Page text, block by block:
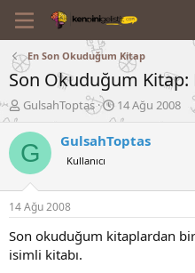
En Son Okuduğum Kitap
Son Okuduğum Kitap:
K
n
u
u
B
a
ş
a
GulsahToptas
B
a
ş
ı
ç
14 Ağu 2008
G GulsahToptas
Kullanıcı
14 Ağu 2008
Son okuduğum kitaplardan
isimli kitabı.